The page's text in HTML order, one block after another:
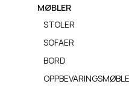
MØBLER
STOLER
SOFAER
BORD